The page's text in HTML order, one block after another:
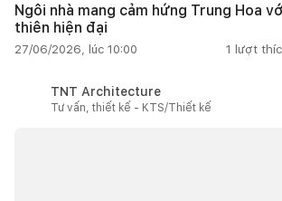
Ngôi nhà mang cảm hứng Trung Hoa
thiên hiện đại
27/06/2026, lúc 10:00 1 lượt
TNT Architecture
Tư vấn, thiết kế - KTS/Thiết kế